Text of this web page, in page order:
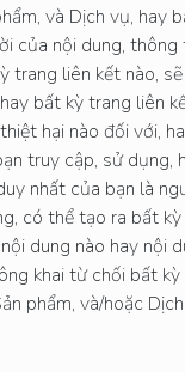
và Dịch vụ, hay
của nội dung,
liên kết nào,
bất kỳ trang liên
hại nào đối với,
truy cập, sử dụng,
nhất của bạn là
có thể tạo ra bất
dung nào hay nội
khai từ chối bất
phẩm, và/hoặc